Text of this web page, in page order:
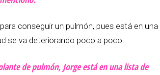
conseguir un pulmón, pues está en una
se va deteriorando poco a poco.
de pulmón, Jorge está en una lista de